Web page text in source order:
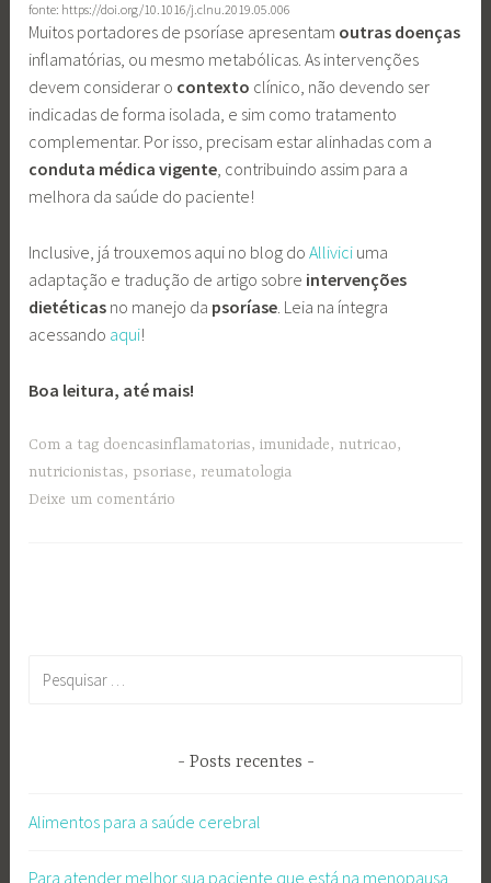
fonte: https://doi.org/10.1016/j.clnu.2019.05.006
Muitos portadores de psoríase apresentam outras doenças
inflamatórias, ou mesmo metabólicas. As intervenções
devem considerar o contexto clínico, não devendo ser
indicadas de forma isolada, e sim como tratamento
complementar. Por isso, precisam estar alinhadas com a
conduta médica vigente, contribuindo assim para a
melhora da saúde do paciente!
Inclusive, já trouxemos aqui no blog doAllivici uma
adaptação e tradução de artigo sobre intervenções
dietéticas no manejo da psoríase. Leia na íntegra
acessando aqui!
Boa leitura, até mais!
Com a tag doencasinflamatorias,imunidade, nutricao,
nutricionistas, psoriase, reumatologia
Deixe um comentário
Posts recentes
Alimentos para a saúde cerebral
Para atender melhor sua paciente que está na menopausa